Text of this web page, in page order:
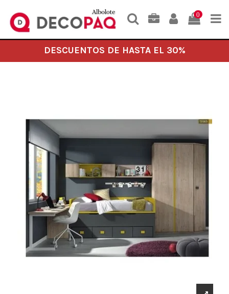
0
DESCUENTOS DE HASTA EL 30%